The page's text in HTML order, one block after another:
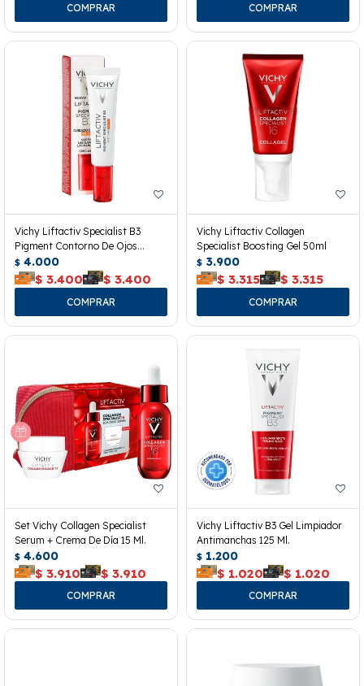
Vichy Liftactiv Specialist B3
Pigment Contorno De Ojos
Spf50+
$ 4.000
$ 3.400 $ 3.400
Vichy Liftactiv Collagen
Specialist Boosting Gel 50ml
$ 3.900
$ 3.315 $ 3.315
Set Vichy Collagen Specialist
Serum + Crema De Día 15 Ml.
$ 4.600
$ 3.910 $ 3.910
Vichy Liftactiv B3 Gel Limpiador
Antimanchas 125 Ml.
$ 1.200
$ 1.020 $ 1.020